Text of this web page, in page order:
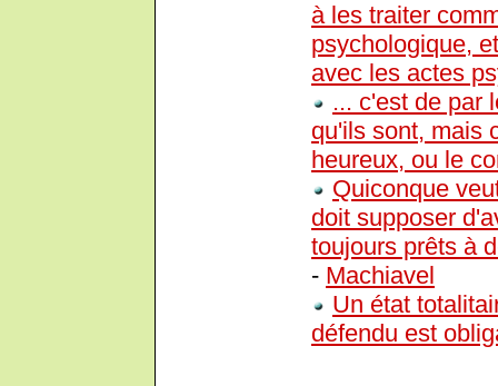
à les traiter
psychologique,
avec les actes
... c'est de par
qu'ils sont, mais
heureux, ou le
Quiconque
doit supposer
toujours prêts à
- Machiavel
Un état
défendu est